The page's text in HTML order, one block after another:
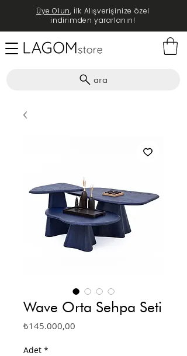
ara
Üye Olun, İlk Alışverişinize özel
indirimden yararlanın!
Wave Orta Sehpa Seti
₺145.000,00
Adet *